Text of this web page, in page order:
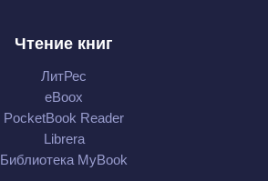
Чтение книг
ЛитРес
eBoox
PocketBook Reader
Librera
Библиотека MyBook